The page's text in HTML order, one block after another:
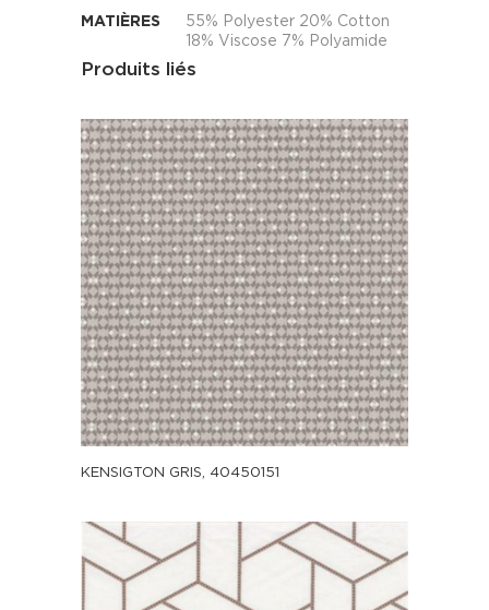
MATIÈRES
55% Polyester 20% Cotton
18% Viscose 7% Polyamide
Produits liés
KENSIGTON GRIS, 40450151